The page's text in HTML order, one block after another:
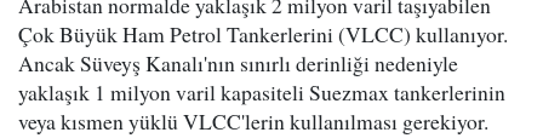
Çok Büyük Ham Petrol Tankerlerini (VLCC) kullanıyor.
Ancak Süveyş Kanalı'nın sınırlı derinliği nedeniyle
yaklaşık 1 milyon varil kapasiteli Suezmax tankerlerinin
veya kısmen yüklü VLCC'lerin kullanılması gerekiyor.